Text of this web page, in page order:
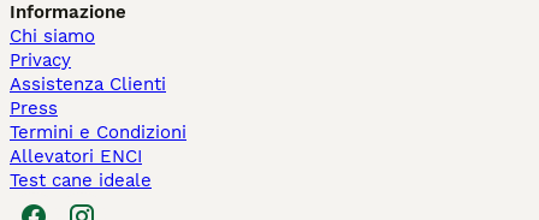
Informazione
Chi siamo
Privacy
Assistenza Clienti
Press
Termini e Condizioni
Allevatori ENCI
Test cane ideale